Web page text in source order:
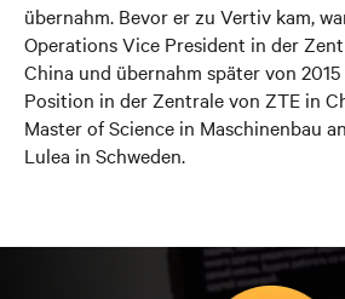
übernahm. Bevor er zu Vertiv kam,
Operations Vice President in der
China und übernahm später von
Position in der Zentrale von ZTE in
Master of Science in Maschinenbau
Lulea in Schweden.